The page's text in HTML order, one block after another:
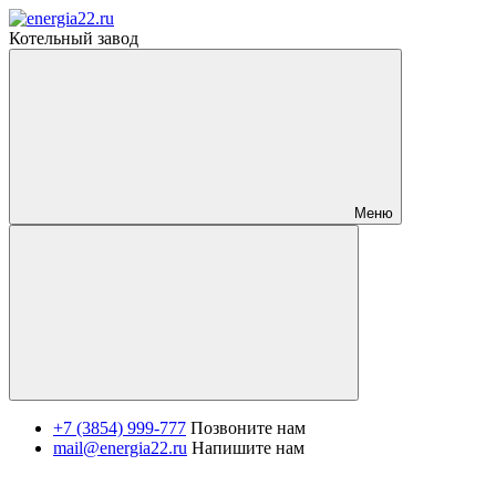
Котельный завод
Меню
+7 (3854) 999-777 Позвоните нам
mail@energia22.ru Напишите нам